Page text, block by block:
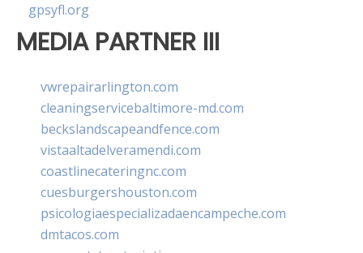
gpsyfl.org
MEDIA PARTNER III
vwrepairarlington.com
cleaningservicebaltimore-md.com
beckslandscapeandfence.com
vistaaltadelveramendi.com
coastlinecateringnc.com
cuesburgershouston.com
psicologiaespecializadaencampeche.com
dmtacos.com